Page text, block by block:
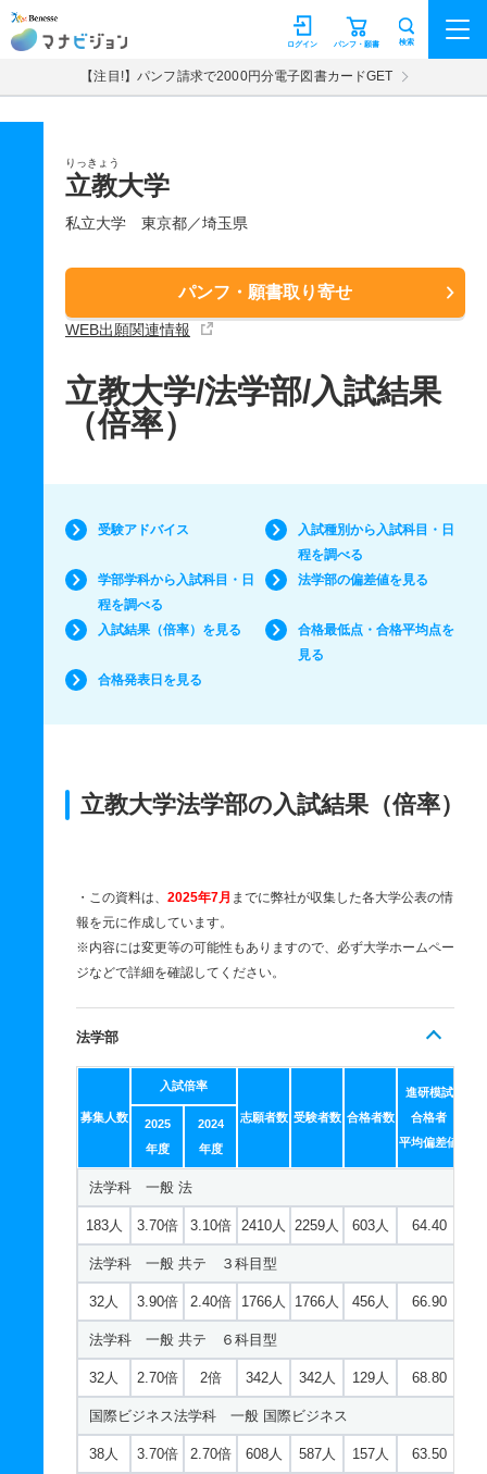
マナビジョン パンフ・願書
ログイン 検索
【注目!】パンフ請求で2000円分電子図書カードGET
りっきょう
立教大学
私立大学 東京都／埼玉県
パンフ・願書取り寄せ
WEB出願関連情報
立教大学/法学部/入試結果
（倍率）
受験アドバイス
入試種別から入試科目・日
程を調べる
学部学科から入試科目・日
程を調べる
法学部の偏差値を見る
入試結果（倍率）を見る
合格最低点・合格平均点を
見る
合格発表日を見る
立教大学法学部の入試結果（倍率）
・この資料は、 2025年7月 までに弊社が収集した各大学公表の情
報を元に作成しています。
※内容には変更等の可能性もありますので、必ず大学ホームペー
ジなどで詳細を確認してください。
法学部
募集人数
入試倍率
志願者数 受験者数 合格者数
進研模試
合格者
平均偏差値
2025
年度
2024
年度
法学科 一般 法
183人 3.70倍 3.10倍 2410人 2259人 603人 64.40
法学科 一般 共テ ３科目型
32人 3.90倍 2.40倍 1766人 1766人 456人 66.90
法学科 一般 共テ ６科目型
32人 2.70倍 2倍 342人 342人 129人 68.80
国際ビジネス法学科 一般 国際ビジネス
38人 3.70倍 2.70倍 608人 587人 157人 63.50